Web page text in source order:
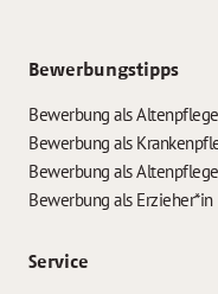
Bewerbungstipps
Bewerbung als
Bewerbung als
Bewerbung als
Bewerbung als Erzieher*in
Service